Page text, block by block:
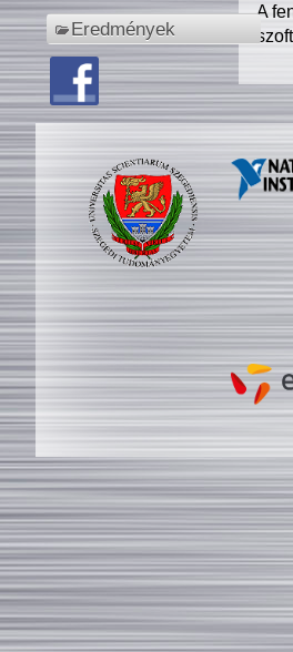
Eredmények
A